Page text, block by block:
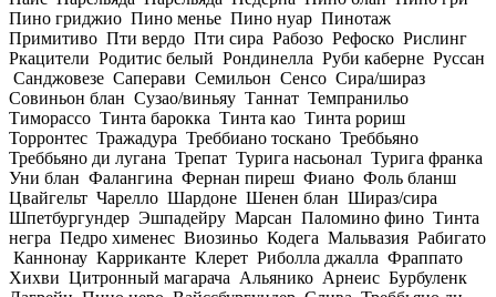
Пино гриджио Пино менье Пино нуар Пинотаж
Примитиво Пти вердо Пти сира Рабозо Рефоско Рислинг
Ркацители Родитис белый Рондинелла Руби каберне Руссан
Санджовезе Саперави Семильон Сенсо Сира/шираз
Совиньон блан Сузао/виньяу Таннат Темпранильо
Тиморассо Тинта барокка Тинта као Тинта рориш
Торронтес Тражадура Треббиано тоскано Треббьяно
Треббьяно ди лугана Трепат Турига насьонал Турига франка
Уни блан Фалангина Фернан пиреш Фиано Фоль бланш
Цвайгельт Чарелло Шардоне Шенен блан Шираз/сира
Шпетбургундер Эшпадейру Марсан Паломино фино Тинта
негра Педро хименес Виозиньо Кодега Мальвазия Рабигато
Каннонау Карриканте Клерет Риболла джалла Фраппато
Хихви Цитронный магарача Альянико Арнеис Бурбуленк